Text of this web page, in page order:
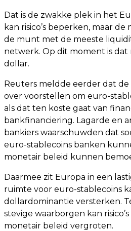
Dat is de zwakke plek in het
kan risico’s beperken, maar
de munt met de meeste
netwerk. Op dit moment is
dollar.
Reuters meldde eerder dat
over voorstellen om euro-
als dat ten koste gaat van
bankfinanciering. Lagarde en
bankiers waarschuwden dat
euro-stablecoins banken
monetair beleid kunnen
Daarmee zit Europa in een
ruimte voor euro-stablecoins
dollardominantie versterken.
stevige waarborgen kan
monetair beleid vergroten.